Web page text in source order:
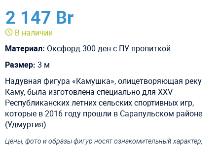
2 147 Br
В наличии
Материал: Оксфорд300 ден с ПУ пропиткой
Размер: 3 м
Надувная фигура «Камушка», олицетворяющая реку
Каму, была изготовлена специально для XXV
Республиканских летних сельских спортивных игр,
которые в 2016 году прошли в Сарапульском районе
(Удмуртия).
Цены, фото и образы фигур носят ознакомительный характер,